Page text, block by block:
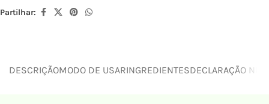
Partilhar:
DESCRIÇÃOMODO DE USARINGREDIENTESDECLARAÇÃO